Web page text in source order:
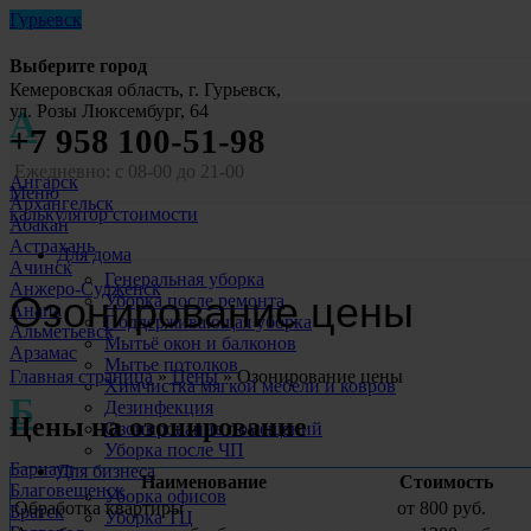
Гурьевск
Выберите город
А
Ангарск
Архангельск
Абакан
Астрахань
Ачинск
Анжеро-Судженск
Анапа
Альметьевск
Арзамас
Б
Барнаул
Благовещенск
Братск
Кемеровская область, г. Гурьевск,
ул. Розы Люксембург, 64
+7 958 100-51-98
Ежедневно: с 08-00 до 21-00
Меню
калькулятор стоимости
Для дома
Генеральная уборка
Уборка после ремонта
Поддерживающая уборка
Мытьё окон и балконов
Мытье потолков
Химчистка мягкой мебели и ковров
Дезинфекция
Озонирование помещений
Уборка после ЧП
Для бизнеса
Уборка офисов
Уборка ТЦ
Озонирование цены
Главная страница»Цены»Озонирование цены
Цены на озонирование
Наименование
Стоимость
Обработка квартиры
от 800 руб.